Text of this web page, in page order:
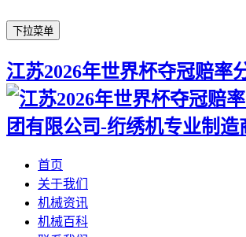
下拉菜单
江苏2026年世界杯夺冠赔率
首页
关于我们
机械资讯
机械百科